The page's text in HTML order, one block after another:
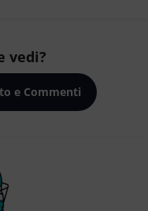
vedi?
e Commenti